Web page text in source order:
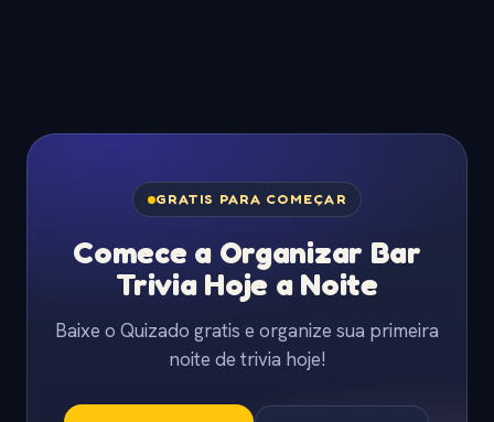
GRATIS PARA COMEÇAR
Comece a Organizar Bar
Trivia Hoje a Noite
Baixe o Quizado gratis e organize sua primeira
noite de trivia hoje!